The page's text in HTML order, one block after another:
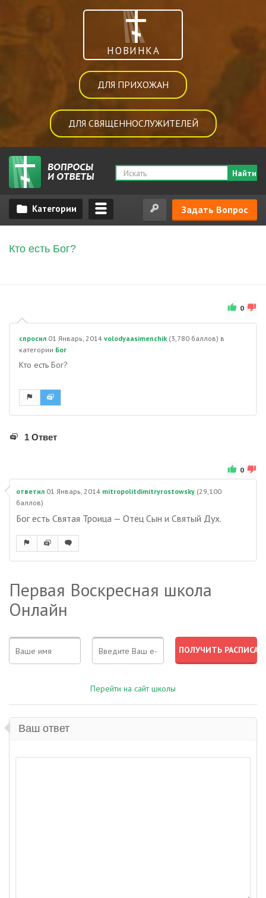
НОВИНКА
ДЛЯ ПРИХОЖАН
ДЛЯ СВЯЩЕННОСЛУЖИТЕЛЕЙ
Найти
Задать Вопрос
Кто есть Бог?
0
спросил 01 Январь, 2014 volodyaasimenchik (3,780 баллов) в
категории Бог
Кто есть Бог?
1 Ответ
0
ответил 01 Январь, 2014 mitropolitdimitryrostowsky (29,100
баллов)
Бог есть Святая Троица — Отец Сын и Святый Дух.
Первая Воскресная школа
Онлайн
Перейти на сайт школы
Ваш ответ